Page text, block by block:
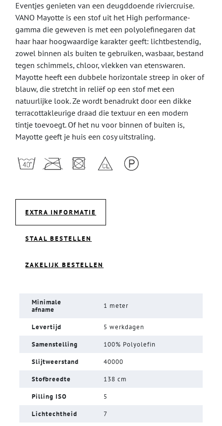
Eventjes genieten van een deugddoende riviercruise.
VANO Mayotte is een stof uit het High performance-
gamma die geweven is met een polyolefinegaren dat
haar haar hoogwaardige karakter geeft: lichtbestendig,
zowel binnen als buiten te gebruiken, wasbaar, bestand
tegen schimmels, chloor, vlekken van etenswaren.
Mayotte heeft een dubbele horizontale streep in oker of
blauw, die stretcht in reliëf op een stof met een
natuurlijke look. Ze wordt benadrukt door een dikke
terracottakleurige draad die textuur en een modern
tintje toevoegt. Of het nu voor binnen of buiten is,
Mayotte geeft je huis een cosy uitstraling.
EXTRA INFORMATIE
STAAL BESTELLEN
ZAKELIJK BESTELLEN
Minimale
afname
1 meter
Levertijd 5 werkdagen
Samenstelling 100% Polyolefin
Slijtweerstand 40000
Stofbreedte 138 cm
Pilling ISO 5
Lichtechtheid 7